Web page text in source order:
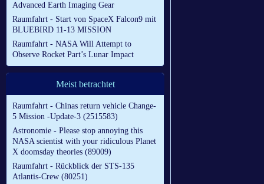
Advanced Earth Imaging Gear
Raumfahrt - Start von SpaceX Falcon9 mit
BLUEBIRD 11-13 MISSION
Raumfahrt - NASA Will Attempt to
Observe Rocket Part’s Lunar Impact
Meist betrachtet
Raumfahrt - Chinas return vehicle Change-
5 Mission -Update-3 (2515583)
Astronomie - Please stop annoying this
NASA scientist with your ridiculous Planet
X doomsday theories (89009)
Raumfahrt - Rückblick der STS-135
Atlantis-Crew (80251)